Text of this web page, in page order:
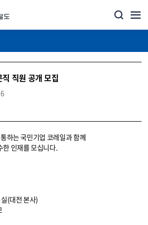
직원 공개 모집
하는 국민기업 코레일과 함께
한 인재를 모십니다.
(대전 본사)